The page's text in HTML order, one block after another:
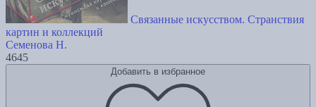
Связанные искусством. Странствия
картин и коллекций
Семенова Н.
4645
Добавить в избранное